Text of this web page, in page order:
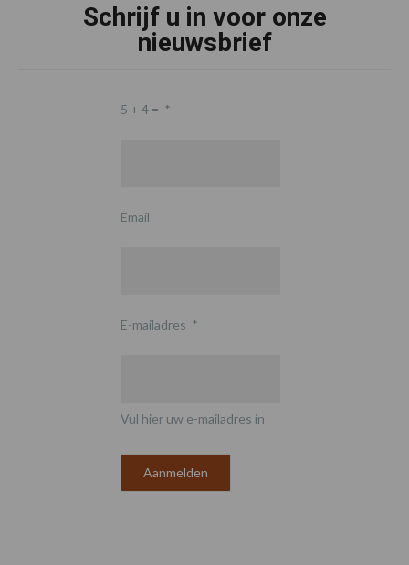
Schrijf u in voor onze
nieuwsbrief
5 + 4 = *
Email
E-mailadres *
Vul hier uw e-mailadres in